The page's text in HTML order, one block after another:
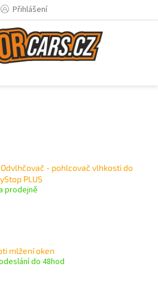
Přihlášení
Odvlhčovač - pohlcovač vlhkosti do
PLUS
prodejně
mlžení oken
do 48hod